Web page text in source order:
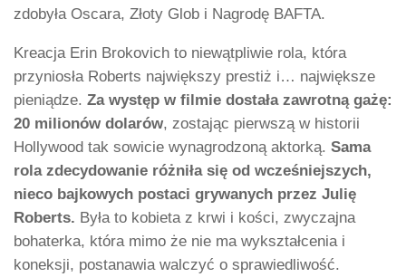
zdobyła Oscara, Złoty Glob i Nagrodę BAFTA.
Kreacja Erin Brokovich to niewątpliwie rola, która
przyniosła Roberts największy prestiż i… największe
pieniądze. Za występ w filmie dostała zawrotną gażę:
20 milionów dolarów, zostając pierwszą w historii
Hollywood tak sowicie wynagrodzoną aktorką. Sama
rola zdecydowanie różniła się od wcześniejszych,
nieco bajkowych postaci grywanych przez Julię
Roberts. Była to kobieta z krwi i kości, zwyczajna
bohaterka, która mimo że nie ma wykształcenia i
koneksji, postanawia walczyć o sprawiedliwość.